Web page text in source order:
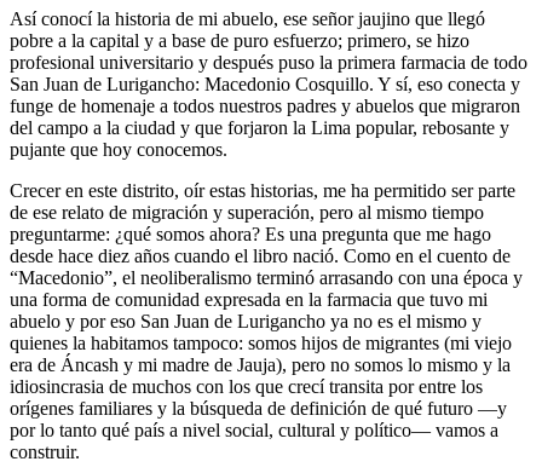
Así conocí la historia de mi abuelo, ese señor jaujino que llegó
pobre a la capital y a base de puro esfuerzo; primero, se hizo
profesional universitario y después puso la primera farmacia de todo
San Juan de Lurigancho: Macedonio Cosquillo. Y sí, eso conecta y
funge de homenaje a todos nuestros padres y abuelos que migraron
del campo a la ciudad y que forjaron la Lima popular, rebosante y
pujante que hoy conocemos.
Crecer en este distrito, oír estas historias, me ha permitido ser parte
de ese relato de migración y superación, pero al mismo tiempo
preguntarme: ¿qué somos ahora? Es una pregunta que me hago
desde hace diez años cuando el libro nació. Como en el cuento de
“Macedonio”, el neoliberalismo terminó arrasando con una época y
una forma de comunidad expresada en la farmacia que tuvo mi
abuelo y por eso San Juan de Lurigancho ya no es el mismo y
quienes la habitamos tampoco: somos hijos de migrantes (mi viejo
era de Áncash y mi madre de Jauja), pero no somos lo mismo y la
idiosincrasia de muchos con los que crecí transita por entre los
orígenes familiares y la búsqueda de definición de qué futuro —y
por lo tanto qué país a nivel social, cultural y político— vamos a
construir.